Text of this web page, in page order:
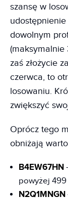
szansę w
dowolnym
(maksymalnie
zaś złożycie
czerwca, to
losowaniu.
zwiększyć
Oprócz tego
obniżają
B4EW67HN
powyżej 499
N2Q1MNGN